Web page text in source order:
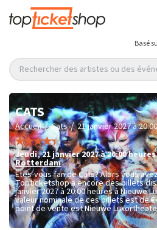
Basé
Rechercher des artistes ou des
CATS
Accueil / Cats / 21 janvier 2027 à 20:00
jeudi,21 janvier 2027 à 20:00heures
Rotterdam
Êtes-vous fan de Cats? Alors vous
Topticketshop a encore des billets
janvier 2027 à 20:00 heures à Nieuwe
valeur nominale de ces billets est de
point de vente est Nieuwe